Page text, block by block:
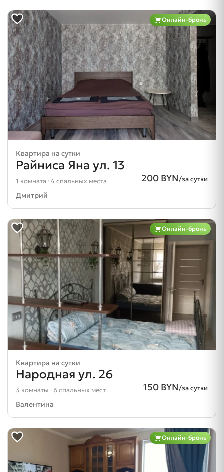
Онлайн-бронь
Квартира на сутки
Райниса Яна ул. 13
200 BYN/за сутки
1 комната · 4 спальных места
Дмитрий
Онлайн-бронь
Квартира на сутки
Народная ул. 26
150 BYN/за сутки
3 комнаты · 6 спальных мест
Валентина
Онлайн-бронь